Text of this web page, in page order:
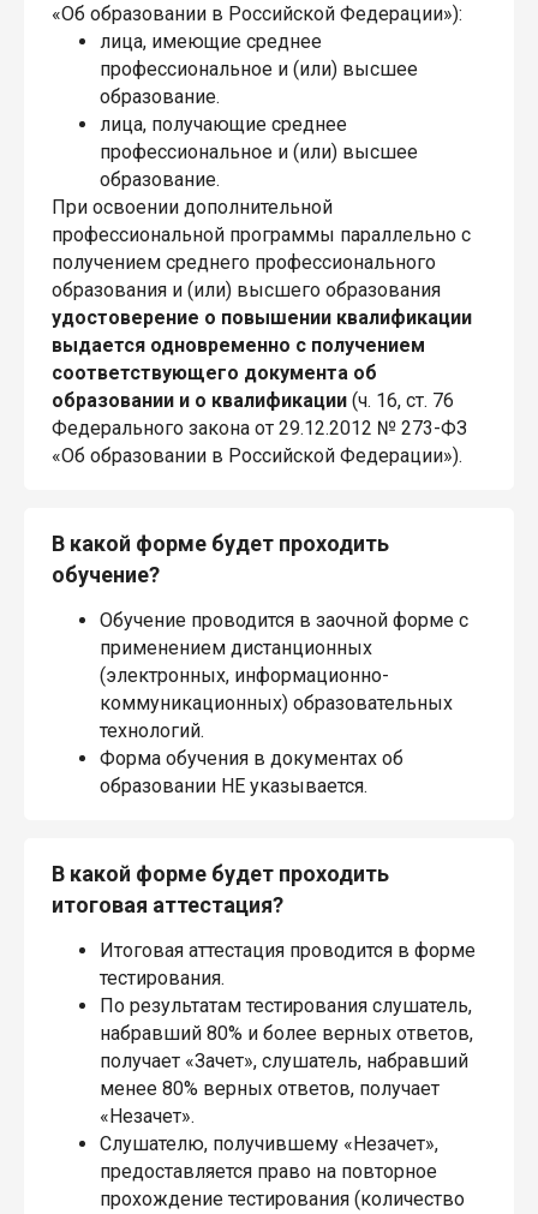
«Об образовании в Российской Федерации»):
лица, имеющие среднее
профессиональное и (или) высшее
образование.
лица, получающие среднее
профессиональное и (или) высшее
образование.
При освоении дополнительной
профессиональной программы параллельно с
получением среднего профессионального
образования и (или) высшего образования
удостоверение о повышении квалификации
выдается одновременно с получением
соответствующего документа об
образовании и о квалификации (ч. 16, ст. 76
Федерального закона от 29.12.2012 № 273-ФЗ
«Об образовании в Российской Федерации»).
В какой форме будет проходить
обучение?
Обучение проводится в заочной форме с
применением дистанционных
(электронных, информационно-
коммуникационных) образовательных
технологий.
Форма обучения в документах об
образовании НЕ указывается.
В какой форме будет проходить
итоговая аттестация?
Итоговая аттестация проводится в форме
тестирования.
По результатам тестирования слушатель,
набравший 80% и более верных ответов,
получает «Зачет», слушатель, набравший
менее 80% верных ответов, получает
«Незачет».
Слушателю, получившему «Незачет»,
предоставляется право на повторное
прохождение тестирования (количество